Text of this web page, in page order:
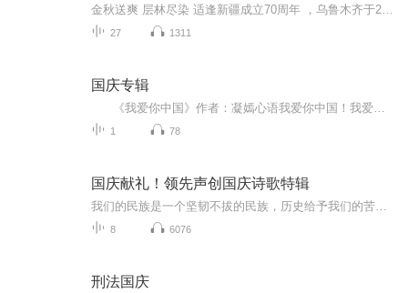
27 1311
国庆专辑
1 78
国庆献礼！领先声创国庆诗歌特辑
8 6076
刑法国庆